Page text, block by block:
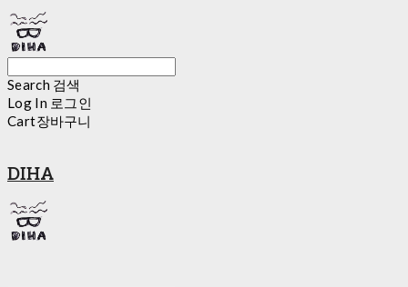
Search 검색
Log In 로그인
Cart장바구니
DIHA